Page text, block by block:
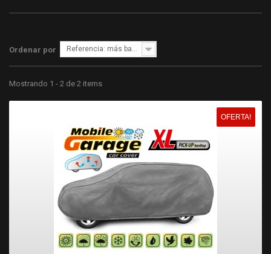
Ordenar por Referencia: más bajo primero
Mostrando 1 - 2 de 2 items
OFERTA!